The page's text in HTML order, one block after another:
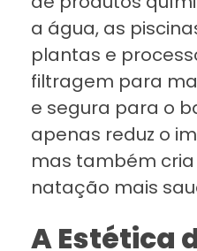
a água, as
plantas e
filtragem para
e segura para o
apenas reduz o
mas também
natação mais
A Estética